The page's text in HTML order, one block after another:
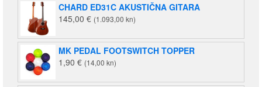
CHARD ED31C AKUSTIČNA GITARA
145,00 € (1.093,00 kn)
MK PEDAL FOOTSWITCH TOPPER
1,90 € (14,00 kn)